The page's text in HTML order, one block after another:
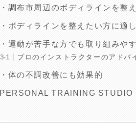
・調布市周辺のボディラインを整
・ボディラインを整えたい方に適
・運動が苦手な方でも取り組みや
プロのインストラクターのアドバ
・体の不調改善にも効果的
PERSONAL TRAINING STUDIO